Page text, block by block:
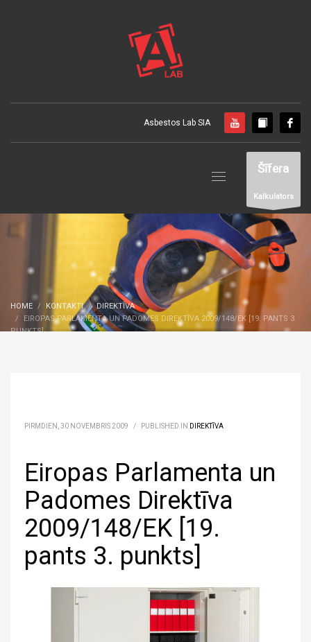
Asbestos Lab SIA
Šīfera
Kalkulators
HOME KONTAKTI
DIREKTĪVA
EIROPAS PARLAMENTA UN PADOMES DIREKTĪVA 2009/148/EK [19. PANTS 3.
PUNKTS]
PIRMDIEN, 30 NOVEMBRIS 2009 / PUBLISHED IN DIREKTĪVA
Eiropas Parlamenta un
Padomes Direktīva
2009/148/EK [19.
pants 3. punkts]